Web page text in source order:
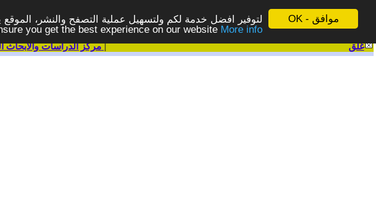
موافق - OK
لتوفير افضل خدمة لكم ولتسهيل عملية التصفح والنشر،
you get the best experience on our website More info - المزيد
غلق |مركز الدراسات والابحاث العلمانية في العالم العربي